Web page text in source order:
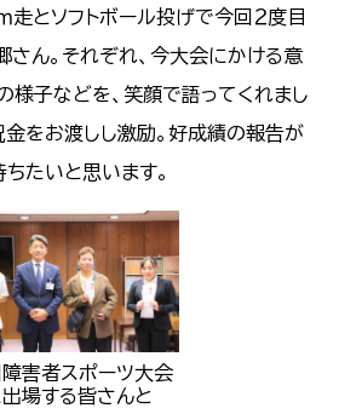
走とソフトボール投げで今回２度目
ん。それぞれ、今大会にかける意
様子などを、笑顔で語ってくれまし
金をお渡しし激励。好成績の報告が
たいと思います。
害者スポーツ大会
場する皆さんと